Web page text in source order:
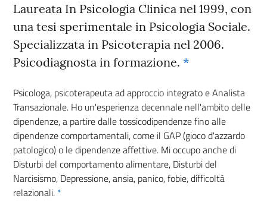
Laureata In Psicologia Clinica nel 1999, con
una tesi sperimentale in Psicologia Sociale.
Specializzata in Psicoterapia nel 2006.
Psicodiagnosta in formazione. *
Psicologa, psicoterapeuta ad approccio integrato e Analista
Transazionale. Ho un'esperienza decennale nell'ambito delle
dipendenze, a partire dalle tossicodipendenze fino alle
dipendenze comportamentali, come il GAP (gioco d'azzardo
patologico) o le dipendenze affettive. Mi occupo anche di
Disturbi del comportamento alimentare, Disturbi del
Narcisismo, Depressione, ansia, panico, fobie, difficoltà
relazionali. *